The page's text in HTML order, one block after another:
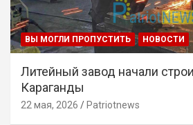
ВЫ МОГЛИ ПРОПУСТИТЬ НОВОСТИ
Литейный завод начали
Караганды
22 мая, 2026 Patriotnews